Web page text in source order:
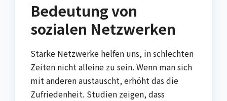
Bedeutung von
sozialen Netzwerken
Starke Netzwerke helfen uns, in schlechten
Zeiten nicht alleine zu sein. Wenn man sich
mit anderen austauscht, erhöht das die
Zufriedenheit. Studien zeigen, dass